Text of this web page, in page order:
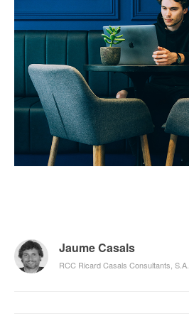
Jaume Casals
RCC Ricard Casals Consultants, S.A.